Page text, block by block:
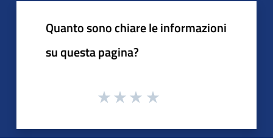
Quanto sono chiare le informazioni
su questa pagina?